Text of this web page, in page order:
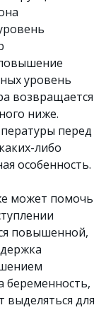
уровень
возвращается
ниже.
перед
либо
особенность.
может помочь
повышенной,
беременность,
выделяться для